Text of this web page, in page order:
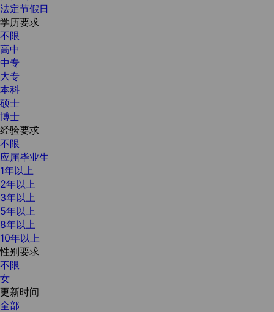
法定节假日
学历要求
不限
高中
中专
大专
本科
硕士
博士
经验要求
不限
应届毕业生
1年以上
2年以上
3年以上
5年以上
8年以上
10年以上
性别要求
不限
女
更新时间
全部